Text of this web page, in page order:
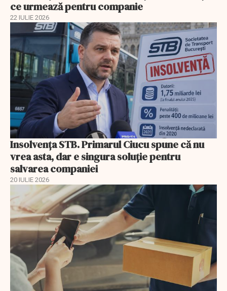
ce urmează pentru companie
22 IULIE 2026
Insolvenţa STB. Primarul Ciucu spune că nu
vrea asta, dar e singura soluţie pentru
salvarea companiei
20 IULIE 2026